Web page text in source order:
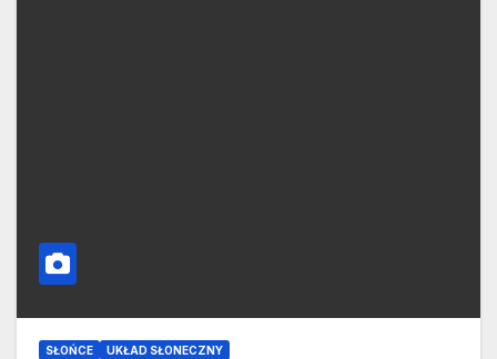
SŁOŃCE UKŁAD SŁONECZNY